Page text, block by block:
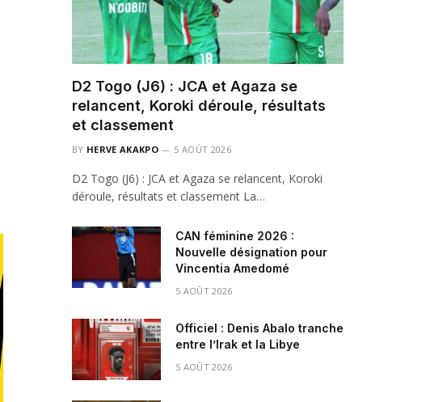
D2 Togo (J6) : JCA et Agaza se
relancent, Koroki déroule, résultats
et classement
BY HERVE AKAKPO 5 AOÛT 2026
D2 Togo (J6) : JCA et Agaza se relancent, Koroki
déroule, résultats et classement La…
CAN féminine 2026 :
Nouvelle désignation pour
Vincentia Amedomé
5 AOÛT 2026
Officiel : Denis Abalo tranche
entre l’Irak et la Libye
5 AOÛT 2026